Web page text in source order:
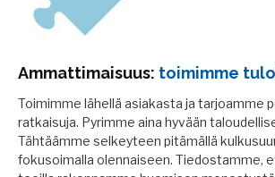
Ammattimaisuus: toimimme
Toimimme lähellä asiakasta ja tarjoamme
ratkaisuja. Pyrimme aina hyvään
Tähtäämme selkeyteen pitämällä
fokusoimalla olennaiseen. Tiedostamme,